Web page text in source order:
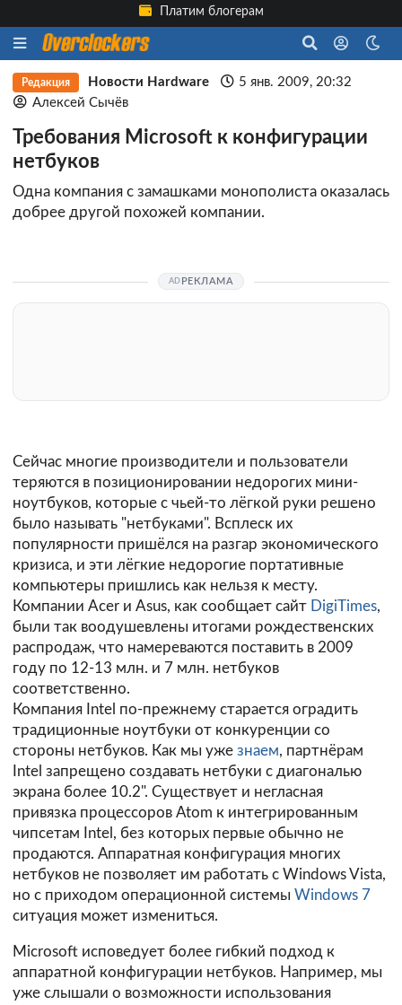
Платим блогерам
Редакция Новости Hardware
5 янв. 2009, 20:32
Алексей Сычёв
Требования Microsoft к конфигурации
нетбуков
Одна компания с замашками монополиста оказалась
добрее другой похожей компании.
РЕКЛАМА
Сейчас многие производители и пользователи
теряются в позиционировании недорогих мини-
ноутбуков, которые с чьей-то лёгкой руки решено
было называть "нетбуками". Всплеск их
популярности пришёлся на разгар экономического
кризиса, и эти лёгкие недорогие портативные
компьютеры пришлись как нельзя к месту.
Компании Acer и Asus, как сообщает сайт DigiTimes,
были так воодушевлены итогами рождественских
распродаж, что намереваются поставить в 2009
году по 12-13 млн. и 7 млн. нетбуков
соответственно.
Компания Intel по-прежнему старается оградить
традиционные ноутбуки от конкуренции со
стороны нетбуков. Как мы уже знаем, партнёрам
Intel запрещено создавать нетбуки с диагональю
экрана более 10.2". Существует и негласная
привязка процессоров Atom к интегрированным
чипсетам Intel, без которых первые обычно не
продаются. Аппаратная конфигурация многих
нетбуков не позволяет им работать с Windows Vista,
но с приходом операционной системы Windows 7
ситуация может измениться.
Microsoft исповедует более гибкий подход к
аппаратной конфигурации нетбуков. Например, мы
уже слышали о возможности использования